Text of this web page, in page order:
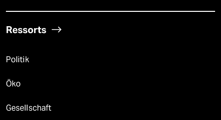
Ressorts
Politik
Öko
Gesellschaft